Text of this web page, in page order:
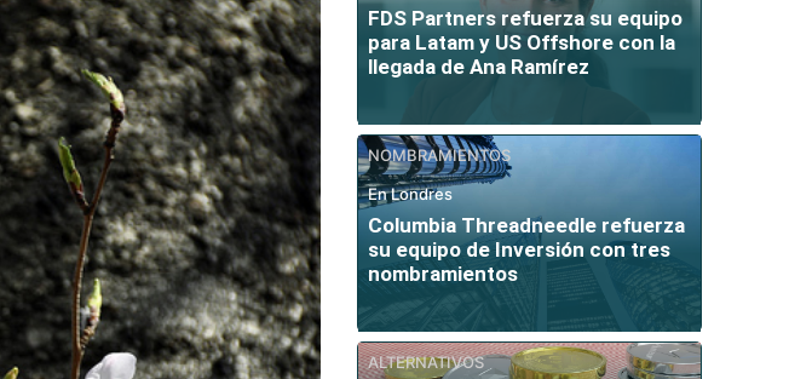
FDS Partners refuerza su equipo
para Latam y US Offshore con la
llegada de Ana Ramírez
NOMBRAMIENTOS
En Londres
Columbia Threadneedle refuerza
su equipo de Inversión con tres
nombramientos
ALTERNATIVOS